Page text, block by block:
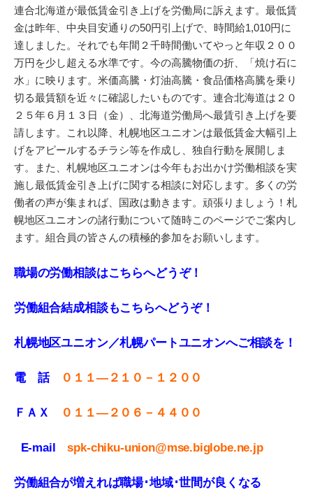
連合北海道が最低賃金引き上げを労働局に訴えます。最低賃
金は昨年、中央目安通りの50円引上げで、時間給1,010円に
達しました。それでも年間２千時間働いてやっと年収２００
万円を少し超える水準です。今の高騰物価の折、「焼け石に
水」に映ります。米価高騰・灯油高騰・食品価格高騰を乗り
切る最賃額を近々に確認したいものです。連合北海道は２０
２５年６月１３日（金）、北海道労働局へ最賃引き上げを要
請します。これ以降、札幌地区ユニオンは最低賃金大幅引上
げをアピールするチラシ等を作成し、独自行動を展開しま
す。また、札幌地区ユニオンは今年もお出かけ労働相談を実
施し最低賃金引き上げに関する相談に対応します。多くの労
働者の声が集まれば、国政は動きます。頑張りましょう！札
幌地区ユニオンの諸行動について随時このページでご案内し
ます。組合員の皆さんの積極的参加をお願いします。
職場の労働相談はこちらへどうぞ！
労働組合結成相談もこちらへどうぞ！
札幌地区ユニオン／札幌パートユニオンへご相談を！
電 話 ０１１—２１０－１２００
ＦＡＸ ０１１—２０６－４４００
E-mailspk-chiku-union@mse.biglobe.ne.jp
労働組合が増えれば職場･地域･世間が良くなる